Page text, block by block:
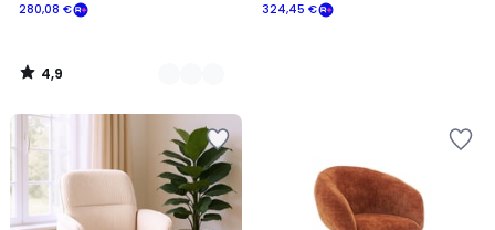
280,08 €
4,9
/
324,45 €